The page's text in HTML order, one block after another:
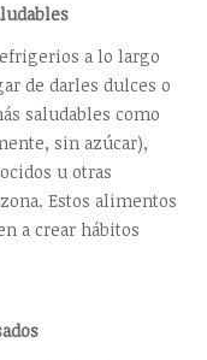
a lo largo
de darles dulces o
saludables como
sin azúcar),
u otras
Estos alimentos
a crear hábitos